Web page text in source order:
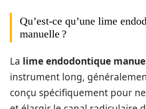
Qu’est-ce qu’une lime
manuelle ?
La lime endodontique
instrument long,
conçu spécifiquement pour